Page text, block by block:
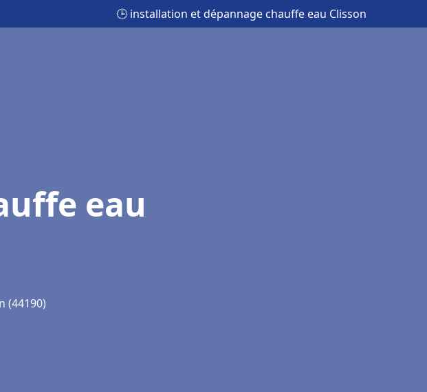
🕒 installation et dépannage chauffe eau Clisson
eau
(44190)